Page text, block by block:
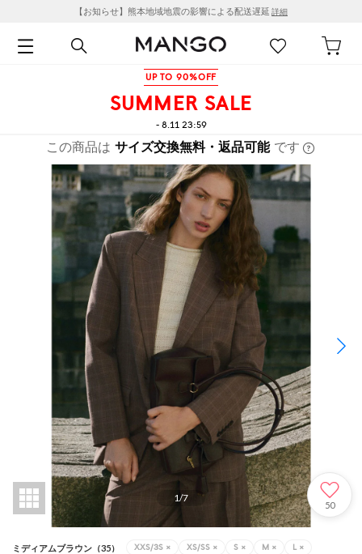
【お知らせ】熊本地域地震の影響による配送遅延 詳細
UP TO 90%OFF
SUMMER SALE
- 8.11 23:59
この商品は サイズ交換無料・返品可能 です
1/7
50
ミディアムブラウン（35） XXS/3S × XS/SS × S × M × L ×